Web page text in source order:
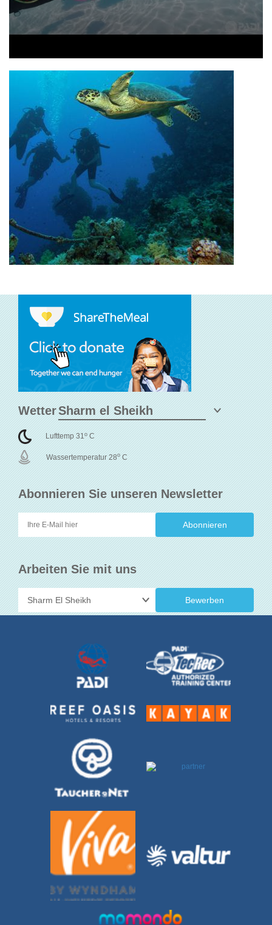
Abonnieren Sie unseren Newsletter
Arbeiten Sie mit uns
Bewerben
Wetter
Lufttemp 31o C
Wassertemperatur 28o C